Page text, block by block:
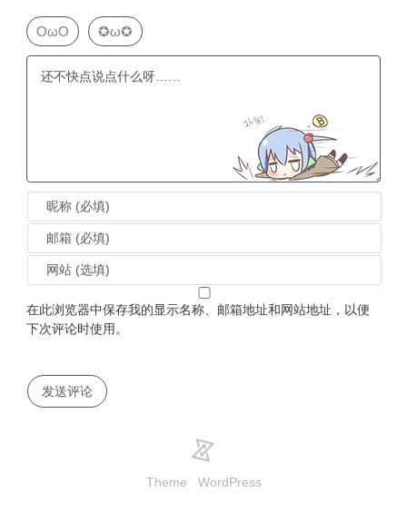
OωO ✪ω✪
在此浏览器中保存我的显示名称、邮箱地址和网站地址，以便
下次评论时使用。
Theme WordPress